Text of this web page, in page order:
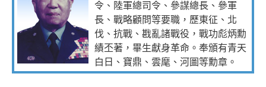
令、陸軍總司令、參謀總長、參軍
長、戰略顧問等要職，歷東征、北
伐、抗戰、戡亂諸戰役，戰功彪炳勳
績丕著，畢生獻身革命。奉頒有青天
白日、寶鼎、雲麾、河圖等勳章。